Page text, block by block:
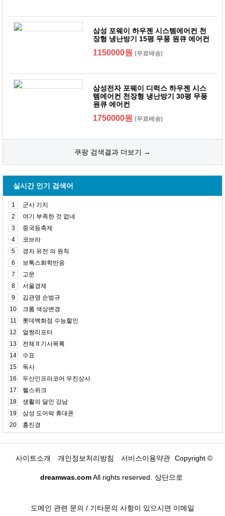
삼성 포웨이 하우젠 시스템에어컨 천
장형 냉난방기 15평 무풍 원큐 에어컨
1150000원(무료배송)
삼성전자 포웨이 디럭스 하우젠 시스
템에어컨 천장형 냉난방기 30평 무풍
원큐 에어컨
1750000원(무료배송)
쿠팡 검색결과 더보기 →
실시간 인기 검색어
1
군사 기지
2
여기 부족한 것 없네
3
중국등축제
4
코브라
5
경자 유전 의 원칙
6
보톡스화학반응
7
고문
8
서울경제
9
김관영 손범규
10
크롬 색상변경
11
롯데백화점 수능할인
12
얼짱리포터
13
전체 lt 기사목록
14
수표
15
독사
16
두산인프라코어 우진상사
17
헬스위크
18
생활의 달인 강남
19
삼성 도어락 휴대폰
20
홍진경
사이트소개 개인정보처리방침 서비스이용약관 Copyright ©
dreamwas.comAll rights reserved. 상단으로
도메인 관련 문의 / 기타문의 사항이 있으시면 이메일